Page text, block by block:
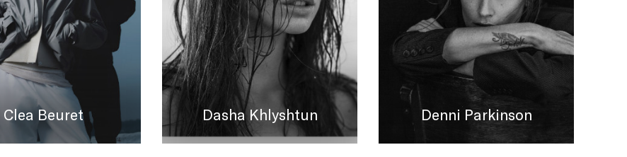
Clea Beuret Dasha Khlyshtun Denni Parkinson